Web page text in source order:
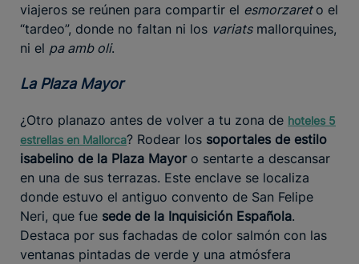
viajeros se reúnen para compartir el esmorzaret o el
“tardeo”, donde no faltan ni los variatsmallorquines,
ni el pa amb oli.
La Plaza Mayor
¿Otro planazo antes de volver a tu zona de hoteles 5
estrellas en Mallorca? Rodear los soportales de estilo
isabelino de la Plaza Mayor o sentarte a descansar
en una de sus terrazas. Este enclave se localiza
donde estuvo el antiguo convento de San Felipe
Neri, que fue sede de la Inquisición Española.
Destaca por sus fachadas de color salmón con las
ventanas pintadas de verde y una atmósfera